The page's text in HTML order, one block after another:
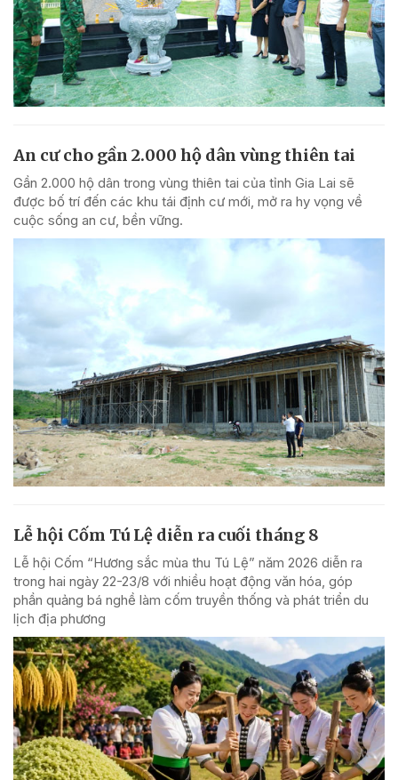
An cư cho gần 2.000 hộ dân vùng thiên tai
Gần 2.000 hộ dân trong vùng thiên tai của tỉnh Gia Lai sẽ
được bố trí đến các khu tái định cư mới, mở ra hy vọng về
cuộc sống an cư, bền vững.
Lễ hội Cốm Tú Lệ diễn ra cuối tháng 8
Lễ hội Cốm “Hương sắc mùa thu Tú Lệ” năm 2026 diễn ra
trong hai ngày 22-23/8 với nhiều hoạt động văn hóa, góp
phần quảng bá nghề làm cốm truyền thống và phát triển du
lịch địa phương